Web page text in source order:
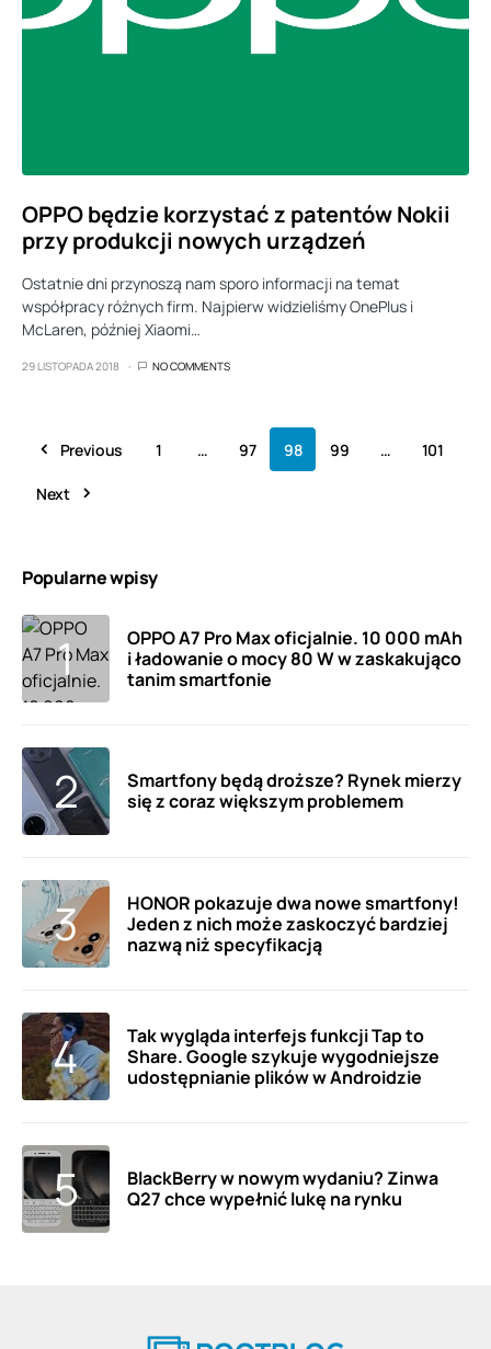
OPPO będzie korzystać z patentów Nokii
przy produkcji nowych urządzeń
Ostatnie dni przynoszą nam sporo informacji na temat
współpracy różnych firm. Najpierw widzieliśmy OnePlus i
McLaren, później Xiaomi…
29 LISTOPADA 2018 NO COMMENTS
Previous 1 … 97 98 99 … 101
Next
Popularne wpisy
OPPO A7 Pro Max oficjalnie. 10 000 mAh
i ładowanie o mocy 80 W w zaskakująco
tanim smartfonie
Smartfony będą droższe? Rynek mierzy
się z coraz większym problemem
HONOR pokazuje dwa nowe smartfony!
Jeden z nich może zaskoczyć bardziej
nazwą niż specyfikacją
Tak wygląda interfejs funkcji Tap to
Share. Google szykuje wygodniejsze
udostępnianie plików w Androidzie
BlackBerry w nowym wydaniu? Zinwa
Q27 chce wypełnić lukę na rynku